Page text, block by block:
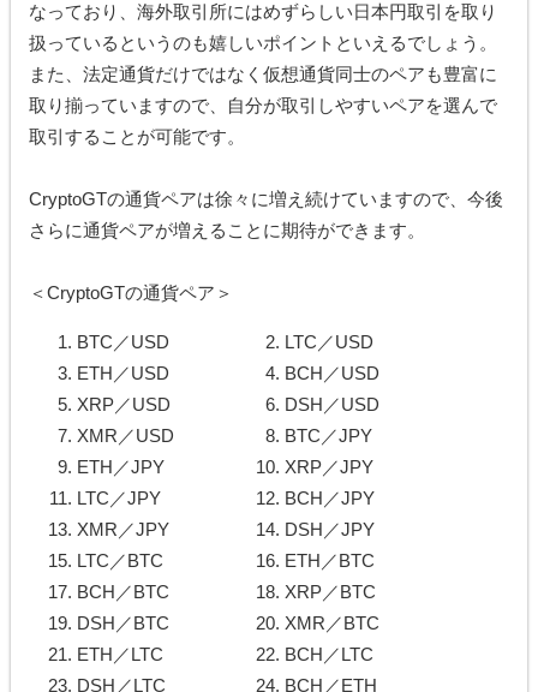
なっており、海外取引所にはめずらしい日本円取引を取り
扱っているというのも嬉しいポイントといえるでしょう。
また、法定通貨だけではなく仮想通貨同士のペアも豊富に
取り揃っていますので、自分が取引しやすいペアを選んで
取引することが可能です。
CryptoGTの通貨ペアは徐々に増え続けていますので、今後
さらに通貨ペアが増えることに期待ができます。
＜CryptoGTの通貨ペア＞
BTC／USD
LTC／USD
ETH／USD
BCH／USD
XRP／USD
DSH／USD
XMR／USD
BTC／JPY
ETH／JPY
XRP／JPY
LTC／JPY
BCH／JPY
XMR／JPY
DSH／JPY
LTC／BTC
ETH／BTC
BCH／BTC
XRP／BTC
DSH／BTC
XMR／BTC
ETH／LTC
BCH／LTC
DSH／LTC
BCH／ETH